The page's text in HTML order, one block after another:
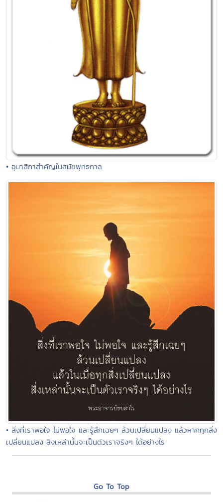
• อุบาสิกาสำคัญในสมัยพุทธกาล
• สิ่งที่เราพอใจ ไม่พอใจ และรู้สึกเฉยๆ ล้วนเปลี่ยนแปลง แล้วหากทุกสิ่ง
เปลี่ยนแปลง สิ่งเหล่านั้นจะเป็นตัวเราจริงๆ ได้อย่างไร
Go To Top